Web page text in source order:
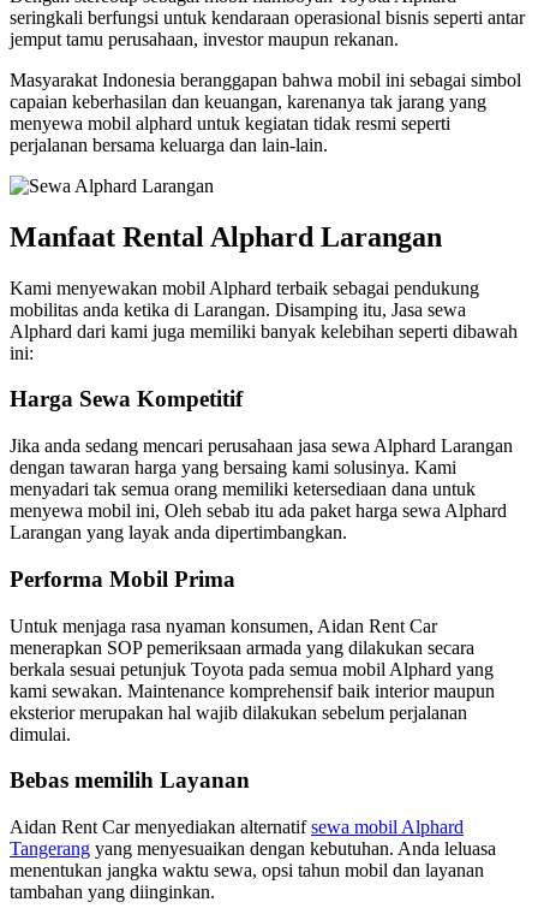
seringkali berfungsi untuk kendaraan operasional bisnis seperti antar
jemput tamu perusahaan, investor maupun rekanan.
Masyarakat Indonesia beranggapan bahwa mobil ini sebagai simbol
capaian keberhasilan dan keuangan, karenanya tak jarang yang
menyewa mobil alphard untuk kegiatan tidak resmi seperti
perjalanan bersama keluarga dan lain-lain.
Manfaat Rental Alphard Larangan
Kami menyewakan mobil Alphard terbaik sebagai pendukung
mobilitas anda ketika di Larangan. Disamping itu, Jasa sewa
Alphard dari kami juga memiliki banyak kelebihan seperti dibawah
ini:
Harga Sewa Kompetitif
Jika anda sedang mencari perusahaan jasa sewa Alphard Larangan
dengan tawaran harga yang bersaing kami solusinya. Kami
menyadari tak semua orang memiliki ketersediaan dana untuk
menyewa mobil ini, Oleh sebab itu ada paket harga sewa Alphard
Larangan yang layak anda dipertimbangkan.
Performa Mobil Prima
Untuk menjaga rasa nyaman konsumen, Aidan Rent Car
menerapkan SOP pemeriksaan armada yang dilakukan secara
berkala sesuai petunjuk Toyota pada semua mobil Alphard yang
kami sewakan. Maintenance komprehensif baik interior maupun
eksterior merupakan hal wajib dilakukan sebelum perjalanan
dimulai.
Bebas memilih Layanan
Aidan Rent Car menyediakan alternatifsewa mobil Alphard
Tangerang yang menyesuaikan dengan kebutuhan. Anda leluasa
menentukan jangka waktu sewa, opsi tahun mobil dan layanan
tambahan yang diinginkan.